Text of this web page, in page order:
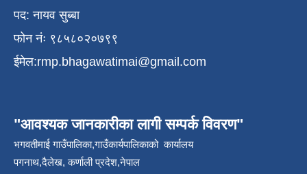
पद: नायव सुब्बा
फोन नंः ९८५८०२०७९९
ईमेल:rmp.bhagawatimai@gmail.com
"आवश्यक जानकारीका लागी सम्पर्क विवरण"
भगवतीमाई गाउँपालिका,गाउँकार्यपालिकाको कार्यालय
पगनाथ,दैलेख, कर्णाली प्रदेश,नेपाल